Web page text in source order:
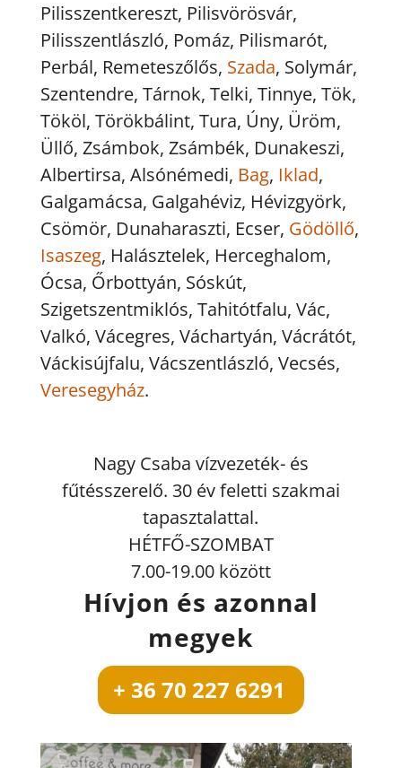
Pilisszentkereszt, Pilisvörösvár,
Pilisszentlászló, Pomáz, Pilismarót,
Perbál, Remeteszőlős, Szada, Solymár,
Szentendre, Tárnok, Telki, Tinnye, Tök,
Tököl, Törökbálint, Tura, Úny, Üröm,
Üllő, Zsámbok, Zsámbék, Dunakeszi,
Albertirsa, Alsónémedi, Bag, Iklad,
Galgamácsa, Galgahéviz, Hévizgyörk,
Csömör, Dunaharaszti, Ecser, Gödöllő,
Isaszeg, Halásztelek, Herceghalom,
Ócsa, Őrbottyán, Sóskút,
Szigetszentmiklós, Tahitótfalu, Vác,
Valkó, Vácegres, Váchartyán, Vácrátót,
Váckisújfalu, Vácszentlászló, Vecsés,
Veresegyház.
Nagy Csaba vízvezeték- és
fűtésszerelő. 30 év feletti szakmai
tapasztalattal.
HÉTFŐ-SZOMBAT
7.00-19.00 között
Hívjon és azonnal
megyek
+ 36 70 227 6291